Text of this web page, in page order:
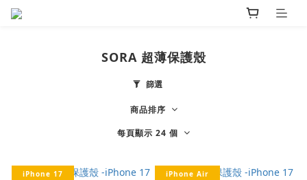
SORA 超薄保護殼
篩選
商品排序
每頁顯示 24 個
iPhone 17 iPhone Air